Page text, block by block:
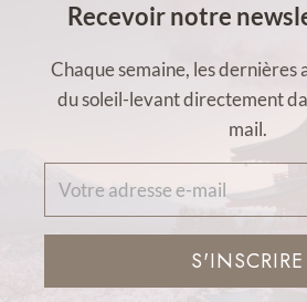
Recevoir notre
Chaque semaine, les dernières
du soleil-levant directement
mail.
S'INSCRIRE